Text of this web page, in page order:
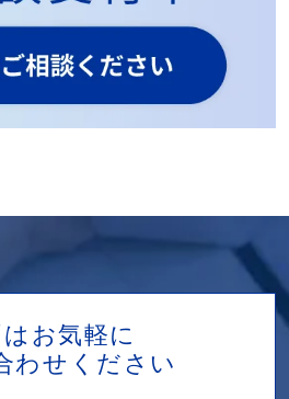
お気軽に
わせください